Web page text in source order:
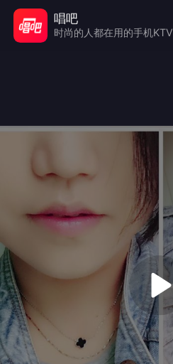
唱吧
时尚的人都在用的手机KTV